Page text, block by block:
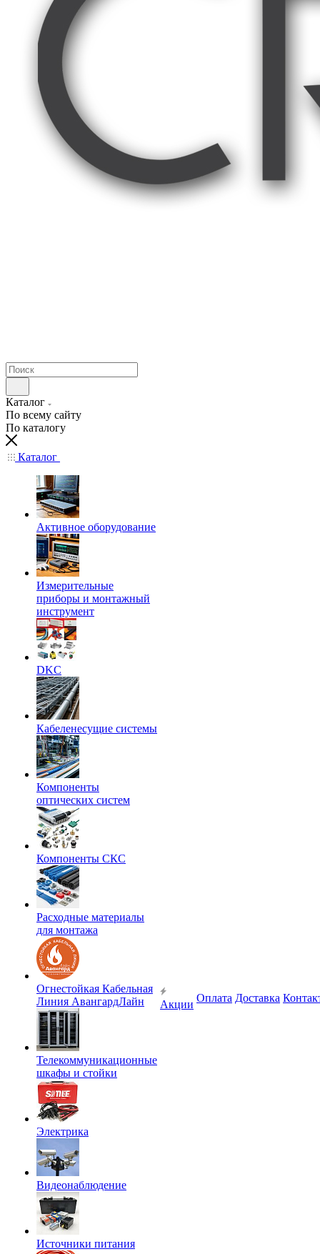
Каталог
По всему сайту
По каталогу
Каталог
Активное оборудование
Измерительные
приборы и монтажный
инструмент
DKC
Кабеленесущие системы
Компоненты
оптических систем
Компоненты СКС
Расходные материалы
для монтажа
Огнестойкая Кабельная
Линия АвангардЛайн
Телекоммуникационные
шкафы и стойки
Электрика
Видеонаблюдение
Источники питания
Акции
Оплата Доставка